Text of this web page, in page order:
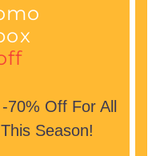
Off For All
Season!